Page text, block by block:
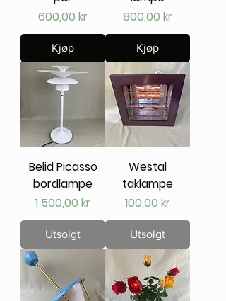
Pris
600,00 kr
Kjøp
Pris
800,00 kr
Kjøp
Belid Picasso
bordlampe
Pris
1 500,00 kr
Utsolgt
Westal
taklampe
Pris
100,00 kr
Utsolgt